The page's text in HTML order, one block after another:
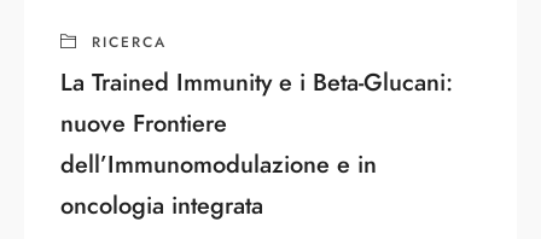
RICERCA
La Trained Immunity e i Beta-Glucani:
nuove Frontiere
dell’Immunomodulazione e in
oncologia integrata